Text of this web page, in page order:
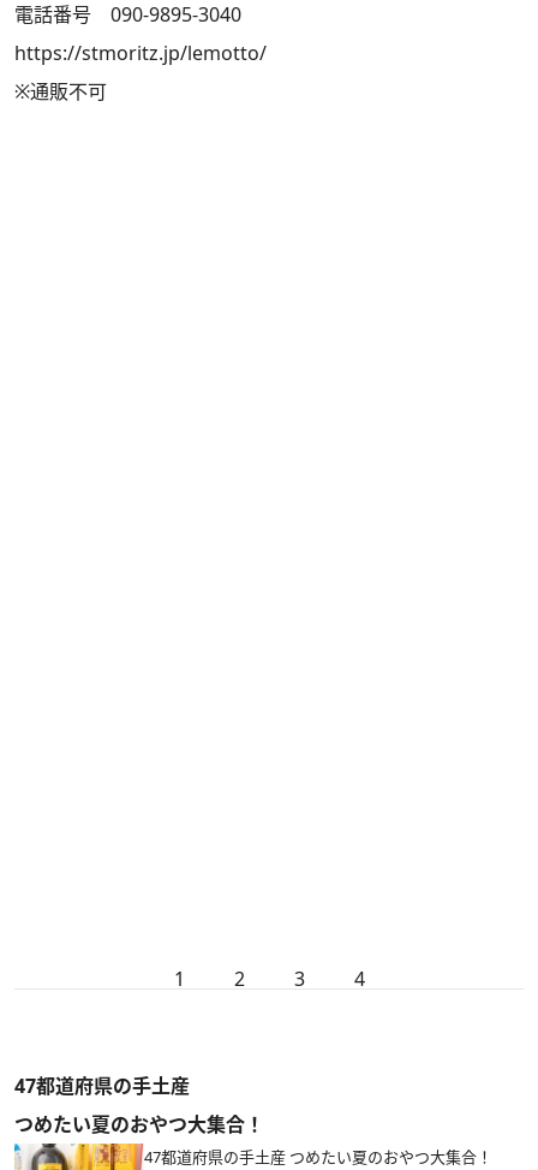
電話番号 090-9895-3040
https://stmoritz.jp/lemotto/
※通販不可
1 2 3 4
47都道府県の手土産
つめたい夏のおやつ大集合！
47都道府県の手土産 つめたい夏のおやつ大集合！